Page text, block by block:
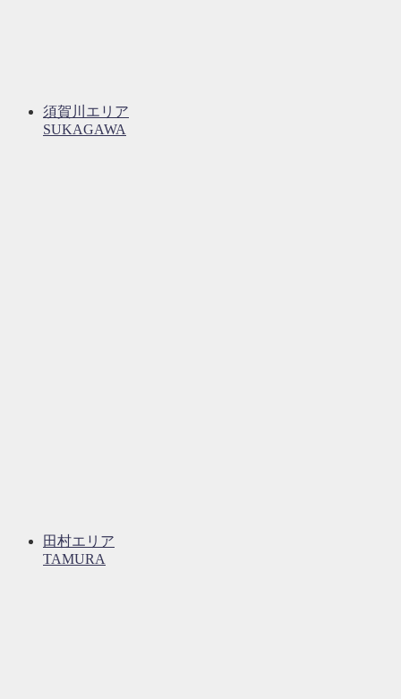
須賀川エリア
SUKAGAWA
田村エリア
TAMURA